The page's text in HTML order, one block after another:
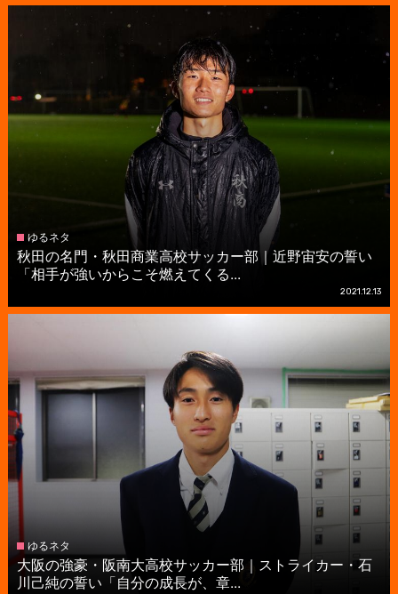
ゆるネタ
秋田の名門・秋田商業高校サッカー部｜近野宙安の誓い
「相手が強いからこそ燃えてくる...
2021.12.13
ゆるネタ
大阪の強豪・阪南大高校サッカー部｜ストライカー・石
川己純の誓い「自分の成長が、章...